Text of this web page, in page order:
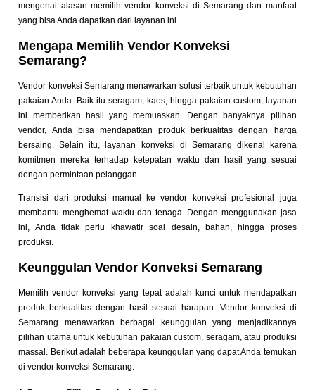
mengenai alasan memilih vendor konveksi di Semarang dan manfaat
yang bisa Anda dapatkan dari layanan ini.
Mengapa Memilih Vendor Konveksi
Semarang?
Vendor konveksi Semarang menawarkan solusi terbaik untuk kebutuhan
pakaian Anda. Baik itu seragam, kaos, hingga pakaian custom, layanan
ini memberikan hasil yang memuaskan. Dengan banyaknya pilihan
vendor, Anda bisa mendapatkan produk berkualitas dengan harga
bersaing. Selain itu, layanan konveksi di Semarang dikenal karena
komitmen mereka terhadap ketepatan waktu dan hasil yang sesuai
dengan permintaan pelanggan.
Transisi dari produksi manual ke vendor konveksi profesional juga
membantu menghemat waktu dan tenaga. Dengan menggunakan jasa
ini, Anda tidak perlu khawatir soal desain, bahan, hingga proses
produksi.
Keunggulan Vendor Konveksi Semarang
Memilih vendor konveksi yang tepat adalah kunci untuk mendapatkan
produk berkualitas dengan hasil sesuai harapan. Vendor konveksi di
Semarang menawarkan berbagai keunggulan yang menjadikannya
pilihan utama untuk kebutuhan pakaian custom, seragam, atau produksi
massal. Berikut adalah beberapa keunggulan yang dapat Anda temukan
di vendor konveksi Semarang.